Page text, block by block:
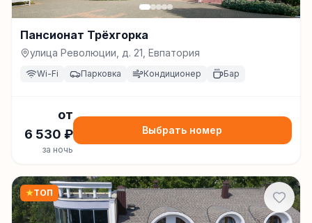
Пансионат Трёхгорка
улица Революции, д. 21, Евпатория
Wi-Fi Парковка Кондиционер Бар
от
6 530 ₽
за ночь
Выбрать номер
★ТОП